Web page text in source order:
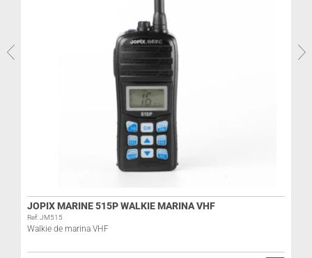
JOPIX MARINE 515P WALKIE MARINA VHF
Ref: JM515
Walkie de marina VHF